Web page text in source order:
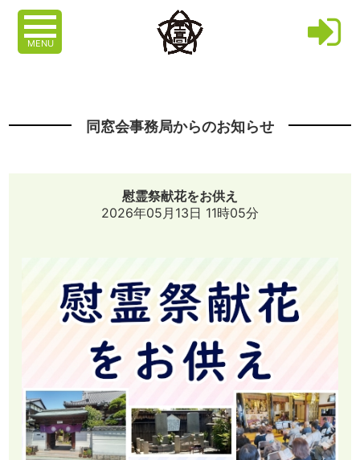
MENU
同窓会事務局からのお知らせ
慰霊祭献花をお供え
2026年05月13日 11時05分